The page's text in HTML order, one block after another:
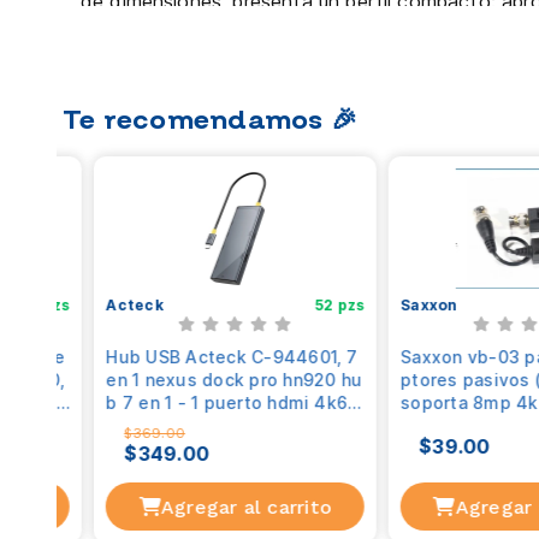
almacenamiento.
Te recomendamos 🎉
55 pzs
base
3.0,
sd/
Acteck 52 pzs
Hub USB Acteck C-944601, 7
en 1 nexus dock pro hn920 h
ub 7 en 1 - 1 puerto hdmi 4k6
0hz, 2 puertos usb-a 3.2 5gb
ps
Agregar al carrito
$369.00
$349.00
Saxxon
Saxxon vb-03
ptores pasivos
) soporta 8mp
20p a 300m en
Agregar
$39.00